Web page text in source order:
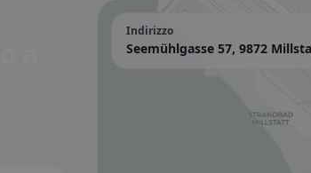
Indirizzo
Seemühlgasse 57, 9872